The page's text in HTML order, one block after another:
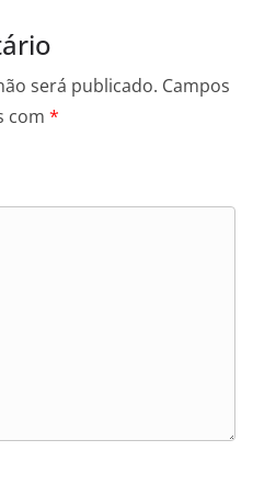
será publicado. Campos
com *